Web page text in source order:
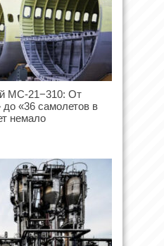
МС-21−310: От
до «36 самолетов в
немало